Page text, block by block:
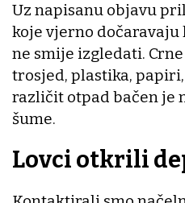
Uz napisanu objavu
koje vjerno
ne smije izgledati.
trosjed, plastika,
različit otpad bačen je
šume.
Lovci otkrili